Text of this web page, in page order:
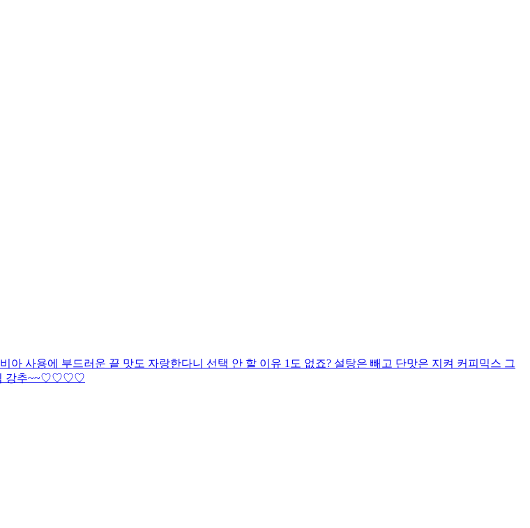
사용에 부드러운 끝 맛도 자랑한다니 선택 안 할 이유 1도 없죠? 설탕은 빼고 단맛은 지켜 커피믹스 그
임 강추~~♡♡♡♡